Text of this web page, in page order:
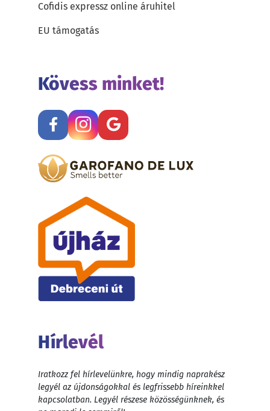
Cofidis expressz online áruhitel
EU támogatás
Kövess minket!
Hírlevél
Iratkozz fel hírlevelünkre, hogy mindig naprakész
legyél az újdonságokkal és legfrissebb híreinkkel
kapcsolatban. Legyél részese közösségünknek, és